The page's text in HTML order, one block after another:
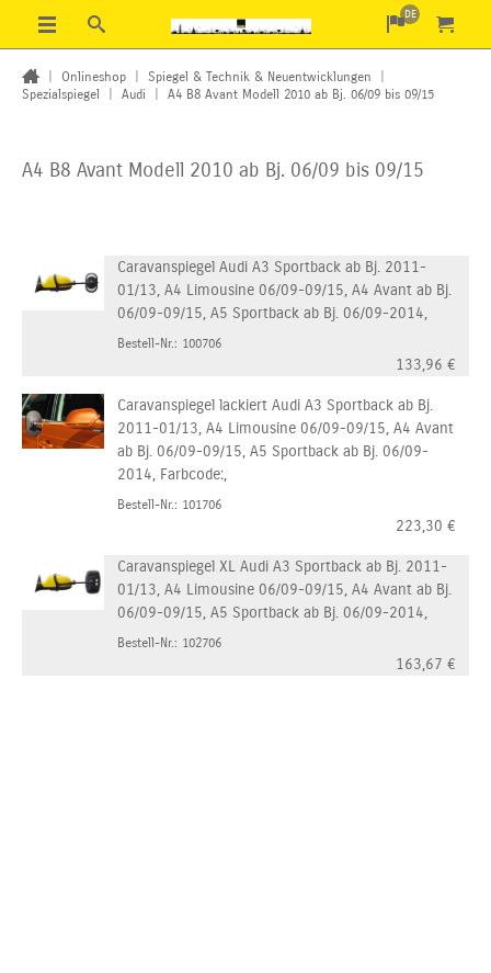
DE
Onlineshop Spiegel & Technik & Neuentwicklungen
Spezialspiegel
Audi A4 B8 Avant Modell 2010 ab Bj. 06/09 bis 09/15
A4 B8 Avant Modell 2010 ab Bj. 06/09 bis 09/15
Caravanspiegel Audi A3 Sportback ab Bj. 2011-
01/13, A4 Limousine 06/09-09/15, A4 Avant ab Bj.
06/09-09/15, A5 Sportback ab Bj. 06/09-2014,
Bestell-Nr.: 100706
133,96 €
Caravanspiegel lackiert Audi A3 Sportback ab Bj.
2011-01/13, A4 Limousine 06/09-09/15, A4 Avant
ab Bj. 06/09-09/15, A5 Sportback ab Bj. 06/09-
2014, Farbcode:,
Bestell-Nr.: 101706
223,30 €
Caravanspiegel XL Audi A3 Sportback ab Bj. 2011-
01/13, A4 Limousine 06/09-09/15, A4 Avant ab Bj.
06/09-09/15, A5 Sportback ab Bj. 06/09-2014,
Bestell-Nr.: 102706
163,67 €